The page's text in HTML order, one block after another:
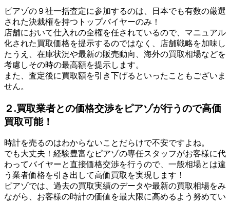
ピアゾの９社一括査定に参加するのは、日本でも有数の厳選
された決裁権を持つトップバイヤーのみ！
店舗において仕入れの全権を任されているので、マニュアル
化された買取価格を提示するのではなく、店舗戦略を加味し
たうえ、在庫状況や最新の販売動向、海外の買取相場などを
考慮しその時の最高額を提示します。
また、査定後に買取額を引き下げるといったこともございま
せん。
２.買取業者との価格交渉をピアゾが行うので高価
買取可能！
時計を売るのはわからないことだらけで不安ですよね。
でも大丈夫！経験豊富なピアゾの専任スタッフがお客様に代
わってバイヤーと直接価格交渉を行うので、一般相場とは違
う業者価格を引き出して高価買取を実現します！
ピアゾでは、過去の買取実績のデータや最新の買取相場をみ
ながら、お客様の時計の価値を最大限に高めるよう努めてい